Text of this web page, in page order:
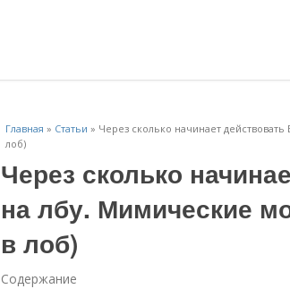
Главная » Статьи » Через сколько начинает
лоб)
Через сколько
на лбу. Мимические
в лоб)
Содержание